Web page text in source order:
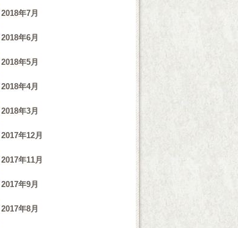
2018年7月
2018年6月
2018年5月
2018年4月
2018年3月
2017年12月
2017年11月
2017年9月
2017年8月